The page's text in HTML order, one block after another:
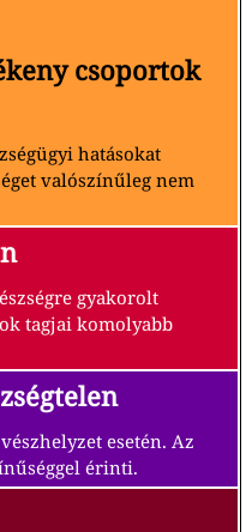
csoportok
hatásokat
valószínűleg nem
gyakorolt
tagjai komolyabb
esetén. Az
érinti.